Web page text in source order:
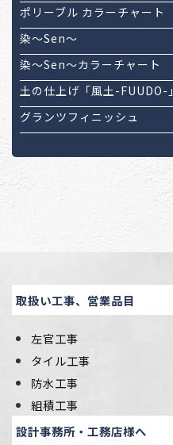
ポリーブル カラーチャート
染～Sen～
染～Sen～カラーチャート
土の仕上げ「風土-FUUDO-」
グランツフィニッシュ
取扱い工事、営業品目
左官工事
タイル工事
防水工事
組積工事
設計事務所・工務店様へ